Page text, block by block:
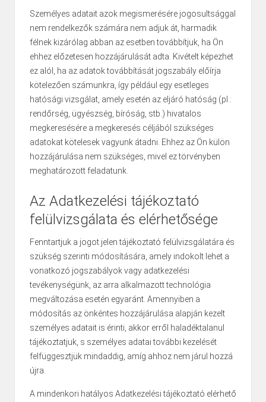
Személyes adatait azok megismerésére jogosultsággal
nem rendelkezők számára nem adjuk át, harmadik
félnek kizárólag abban az esetben továbbítjuk, ha Ön
ehhez előzetesen hozzájárulását adta. Kivételt képezhet
ez alól, ha az adatok továbbítását jogszabály előírja
kötelezően számunkra, így például egy esetleges
hatósági vizsgálat, amely esetén az eljáró hatóság (pl.:
rendőrség, ügyészség, bíróság, stb.) hivatalos
megkeresésére a megkeresés céljából szükséges
adatokat kötelesek vagyunk átadni. Ehhez az Ön külön
hozzájárulása nem szükséges, mivel ez törvényben
meghatározott feladatunk.
Az Adatkezelési tájékoztató
felülvizsgálata és elérhetősége
Fenntartjuk a jogot jelen tájékoztató felülvizsgálatára és
szükség szerinti módosítására, amely indokolt lehet a
vonatkozó jogszabályok vagy adatkezelési
tevékenységünk, az arra alkalmazott technológia
megváltozása esetén egyaránt. Amennyiben a
módosítás az önkéntes hozzájárulása alapján kezelt
személyes adatait is érinti, akkor erről haladéktalanul
tájékoztatjuk, s személyes adatai további kezelését
felfüggesztjük mindaddig, amíg ahhoz nem járul hozzá
újra.
A mindenkori hatályos Adatkezelési tájékoztató elérhető